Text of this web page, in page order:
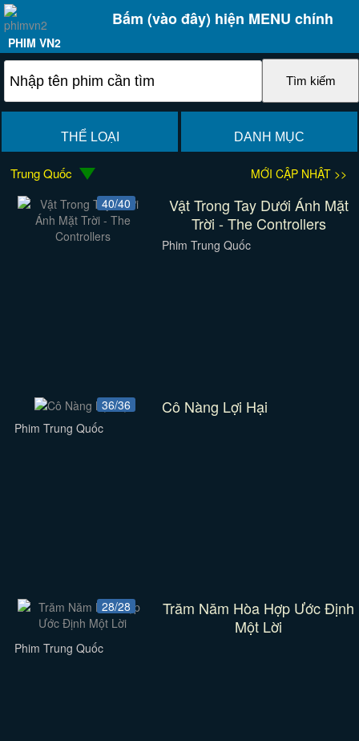
Bấm (vào đây) hiện MENU chính
PHIM VN2
THỂ LOẠI DANH MỤC
Trung Quốc
MỚI CẬP NHẬT >>
40/40
Vật Trong Tay Dưới Ánh Mặt
Trời - The Controllers
Phim Trung Quốc
36/36 Cô Nàng Lợi Hại
Phim Trung Quốc
28/28
Trăm Năm Hòa Hợp Ước Định
Một Lời
Phim Trung Quốc